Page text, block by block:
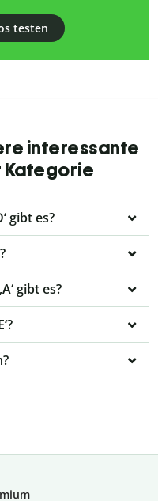
testen
interessante
Kategorie
gibt es?
gibt es?